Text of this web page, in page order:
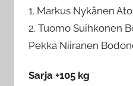
1. Markus Nykänen
2. Tuomo Suihkonen
Pekka Niiranen
Sarja +105 kg